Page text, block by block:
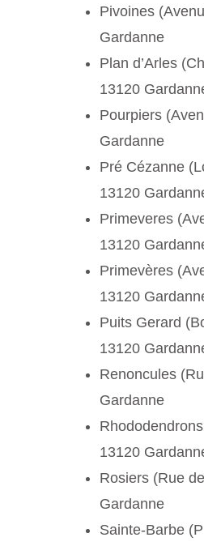
Pivoines
Gardanne
Plan d’Arles
13120
Pourpiers
Gardanne
Pré Cézanne
13120
Primeveres
13120
Primevères
13120
Puits Gerard
13120
Renoncules
Gardanne
13120
Rosiers (Rue
Gardanne
Sainte-Barbe